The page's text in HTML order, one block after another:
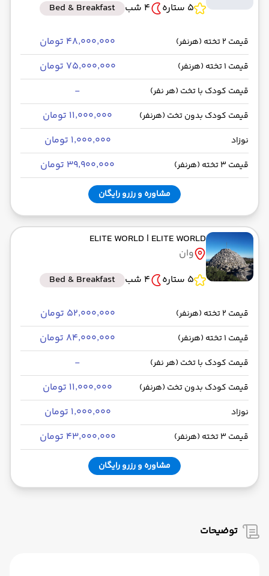
5 ستاره
4 شب Bed & Breakfast
قیمت 2 تخته (هرنفر) ۴۸٬۰۰۰٬۰۰۰ تومان
قیمت 1 تخته (هرنفر) ۷۵٬۰۰۰٬۰۰۰ تومان
قیمت کودک با تخت (هر نفر) -
قیمت کودک بدون تخت (هرنفر) ۱۱٬۰۰۰٬۰۰۰ تومان
نوزاد ۱٬۰۰۰٬۰۰۰ تومان
قیمت 3 تخته (هرنفر) ۳۹٬۹۰۰٬۰۰۰ تومان
مشاوره و رزرو رایگان
ELITE WORLD | ELITE WORLD
وان
5 ستاره
4 شب Bed & Breakfast
قیمت 2 تخته (هرنفر) ۵۲٬۰۰۰٬۰۰۰ تومان
قیمت 1 تخته (هرنفر) ۸۴٬۰۰۰٬۰۰۰ تومان
قیمت کودک با تخت (هر نفر) -
قیمت کودک بدون تخت (هرنفر) ۱۱٬۰۰۰٬۰۰۰ تومان
نوزاد ۱٬۰۰۰٬۰۰۰ تومان
قیمت 3 تخته (هرنفر) ۴۳٬۰۰۰٬۰۰۰ تومان
مشاوره و رزرو رایگان
توضیحات